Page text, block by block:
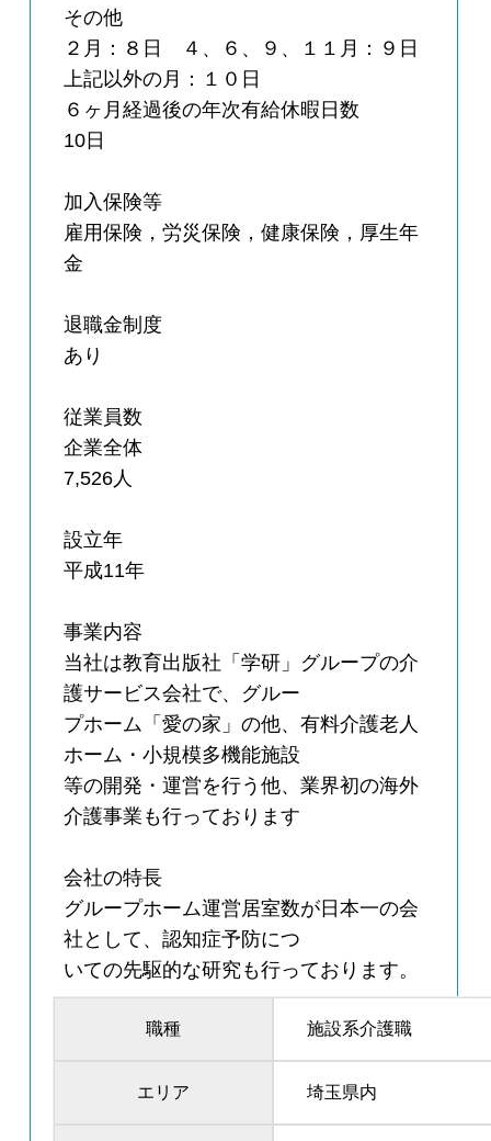
その他
２月：８日 ４、６、９、１１月：９日
上記以外の月：１０日
６ヶ月経過後の年次有給休暇日数
10日
加入保険等
雇用保険，労災保険，健康保険，厚生年
金
退職金制度
あり
従業員数
企業全体
7,526人
設立年
平成11年
事業内容
当社は教育出版社「学研」グループの介
護サービス会社で、グルー
プホーム「愛の家」の他、有料介護老人
ホーム・小規模多機能施設
等の開発・運営を行う他、業界初の海外
介護事業も行っております
会社の特長
グループホーム運営居室数が日本一の会
社として、認知症予防につ
いての先駆的な研究も行っております。
職種 施設系介護職
エリア 埼玉県内